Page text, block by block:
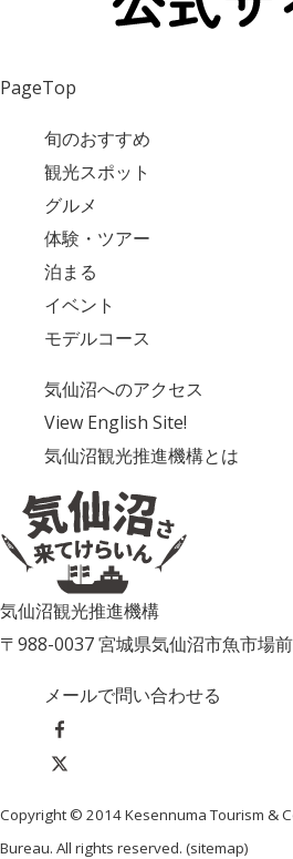
PageTop
旬のおすすめ
観光スポット
グルメ
体験・ツアー
泊まる
イベント
モデルコース
気仙沼へのアクセス
View English Site!
気仙沼観光推進機構とは
気仙沼観光推進機構
〒988-0037 宮城県気仙沼市魚市場
メールで問い合わせる
Copyright © 2014 Kesennuma Tourism &
Bureau. All rights reserved. (sitemap)